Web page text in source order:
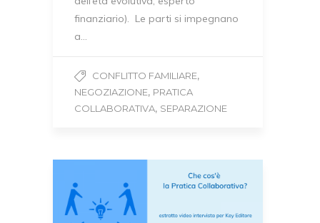
finanziario). Le parti si impegnano
a…
CONFLITTO FAMILIARE,
NEGOZIAZIONE, PRATICA
COLLABORATIVA, SEPARAZIONE